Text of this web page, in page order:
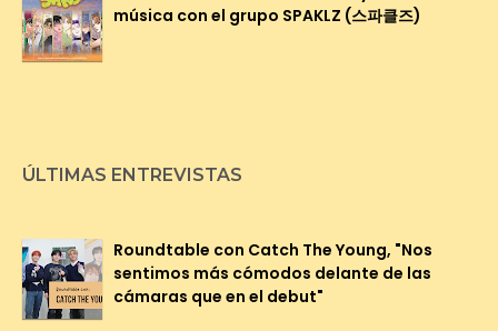
música con el grupo SPAKLZ (스파클즈)
ÚLTIMAS ENTREVISTAS
Roundtable con Catch The Young, "Nos
sentimos más cómodos delante de las
cámaras que en el debut"